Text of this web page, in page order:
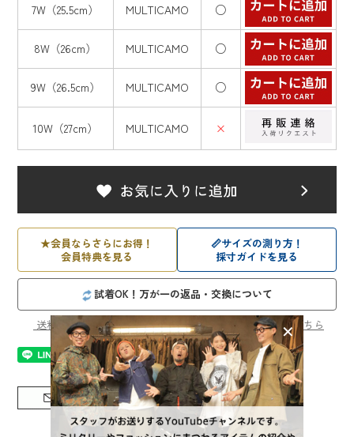
7W（25.5cm） MULTICAMO ○
8W（26cm） MULTICAMO ○
9W（26.5cm） MULTICAMO ○
10W（27cm） MULTICAMO ×
★会員ならさらにお得！
会員特典を見る
📏サイズの測り方！
採寸ガイドを見る
試着OK！万が一の返品・交換について
送料・発送日・お支払い方法、店舗受け取りについてはこちら